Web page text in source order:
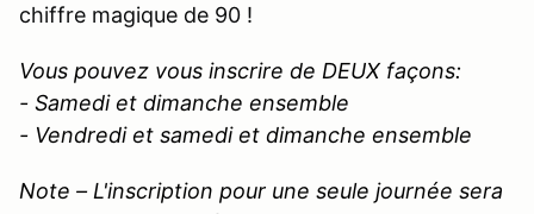
chiffre magique de 90 !
Vous pouvez vous inscrire de DEUX façons:
- Samedi et dimanche ensemble
- Vendredi et samedi et dimanche ensemble
Note – L'inscription pour une seule journée sera